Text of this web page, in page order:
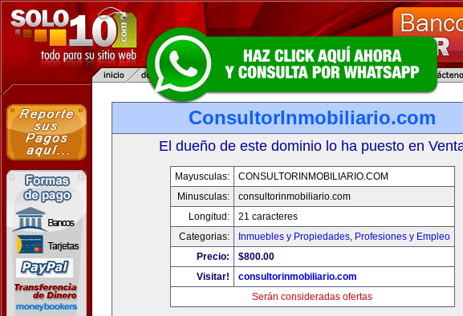
ConsultorInmobiliario.com
El dueño de este dominio lo ha puesto en
Mayusculas:
CONSULTORINMOBILIARIO.COM
Minusculas:
consultorinmobiliario.com
Longitud:
21 caracteres
Categorias:
Inmuebles y Propiedades, Profesiones y Empleo
Precio:
$800.00
Visitar!
consultorinmobiliario.com
Serán consideradas ofertas